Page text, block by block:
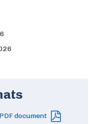
document